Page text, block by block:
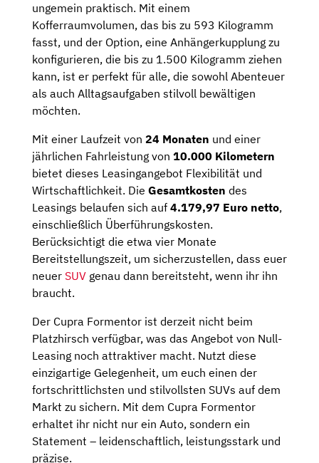
ungemein praktisch. Mit einem
Kofferraumvolumen, das bis zu 593 Kilogramm
fasst, und der Option, eine Anhängerkupplung zu
konfigurieren, die bis zu 1.500 Kilogramm ziehen
kann, ist er perfekt für alle, die sowohl Abenteuer
als auch Alltagsaufgaben stilvoll bewältigen
möchten.
Mit einer Laufzeit von 24 Monaten und einer
jährlichen Fahrleistung von 10.000 Kilometern
bietet dieses Leasingangebot Flexibilität und
Wirtschaftlichkeit. Die Gesamtkosten des
Leasings belaufen sich auf 4.179,97 Euro netto,
einschließlich Überführungskosten.
Berücksichtigt die etwa vier Monate
Bereitstellungszeit, um sicherzustellen, dass euer
neuer SUV genau dann bereitsteht, wenn ihr ihn
braucht.
Der Cupra Formentor ist derzeit nicht beim
Platzhirsch verfügbar, was das Angebot von Null-
Leasing noch attraktiver macht. Nutzt diese
einzigartige Gelegenheit, um euch einen der
fortschrittlichsten und stilvollsten SUVs auf dem
Markt zu sichern. Mit dem Cupra Formentor
erhaltet ihr nicht nur ein Auto, sondern ein
Statement – leidenschaftlich, leistungsstark und
präzise.